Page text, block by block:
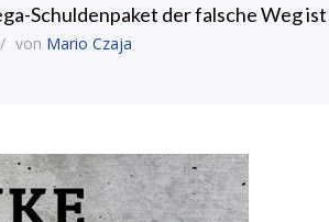
Schuldenpaket der falsche Weg ist
von Mario Czaja